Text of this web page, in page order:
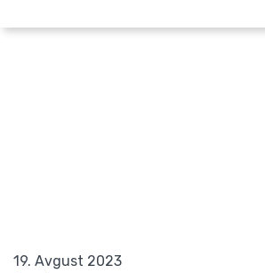
19. Avgust 2023